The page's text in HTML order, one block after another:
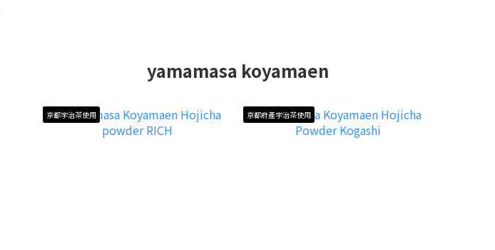
yamamasa koyamaen
京都宇治茶使用 京都府產宇治茶使用